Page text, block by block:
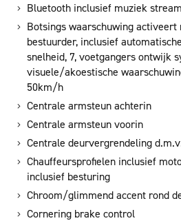
Bluetooth inclusief muziek
Botsings waarschuwing
bestuurder, inclusief
snelheid, 7, voetgangers ontwijk
visuele/akoestische
50km/h
Centrale armsteun achterin
Centrale armsteun voorin
Centrale deurvergrendeling
Chauffeursprofielen inclusief
inclusief besturing
Chroom/glimmend accent rond
Cornering brake control